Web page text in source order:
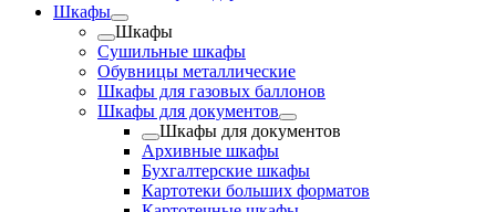
Шкафы
Шкафы
Cушильные шкафы
Обувницы металлические
Шкафы для газовых баллонов
Шкафы для документов
Шкафы для документов
Архивные шкафы
Бухгалтерские шкафы
Картотеки больших форматов